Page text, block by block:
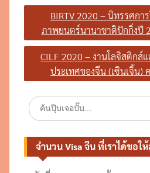
แนะแนว
เรื่อง
BIRTV 2020 – นิทรรศกา
ภาพยนตร์นานาชาติปักกิ่งปี
CILF 2020 – งานโลจิสติกส์
ประเทศของจีน (เซินเจิ้น)
Search
for:
จำนวน Visa จีน ที่เราได้ขอ